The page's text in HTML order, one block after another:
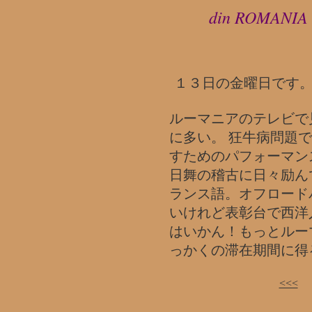
din ROMANIA
１３日の金曜日です
ルーマニアのテレビ
に多い。 狂牛病問題
すためのパフォーマ
日舞の稽古に日々励
ランス語。オフロー
いけれど表彰台で西
はいかん！もっとル
っかくの滞在期間に
<<<